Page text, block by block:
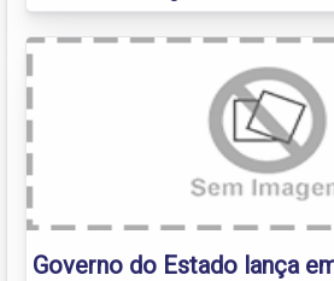
Governo do Estado lança